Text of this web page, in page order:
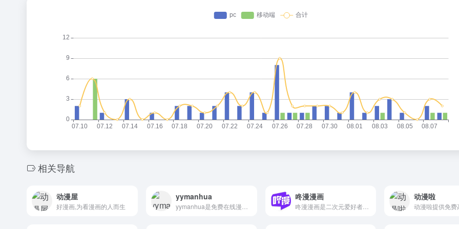
相关导航
动漫屋
好漫画,为看漫画的人而生
yymanhua 咚漫漫画
咚漫漫画是二次元爱好者的正版漫画阅读平台，提供200+部高清韩漫与原创作品，每日更新。通过咚咚卡订阅可享折扣，但部分内容需付费解锁，海外用户建议提前了解。
动漫啦